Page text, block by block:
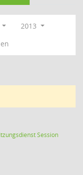
2013
Session(Wird in